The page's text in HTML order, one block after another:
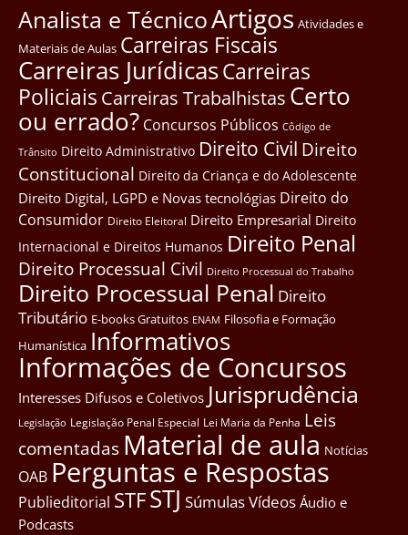
Analista e TécnicoArtigos Atividades e
Materiais de Aulas Carreiras Fiscais
Carreiras JurídicasCarreiras
Policiais Carreiras Trabalhistas Certo
ou errado? Concursos Públicos Côdigo de
Trânsito Direito Administrativo Direito Civil Direito
Constitucional Direito da Criança e do Adolescente
Direito Digital, LGPD e Novas tecnológias Direito do
Consumidor Direito Eleitoral Direito Empresarial Direito
Internacional e Direitos Humanos Direito Penal
Direito Processual Civil Direito Processual do Trabalho
Direito Processual Penal Direito
Tributário E-books Gratuitos ENAM Filosofia e Formação
Humanística Informativos
Informações de Concursos
Interesses Difusos e Coletivos Jurisprudência
Legislação Legislação Penal Especial Lei Maria da Penha Leis
comentadas Material de aula Notícias
OAB Perguntas e Respostas
Publieditorial STFSTJ SúmulasVídeos Áudio e
Podcasts